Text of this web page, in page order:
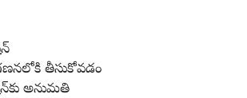
తీసుకోవడం
అనుమతి